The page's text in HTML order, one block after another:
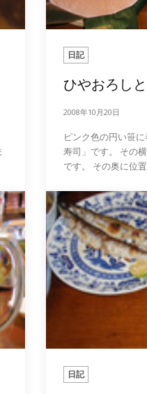
日記
ひやおろし
2008年10月20日
ピンク色の円い笹
寿司」です。 その
です。 その奥に位
日記